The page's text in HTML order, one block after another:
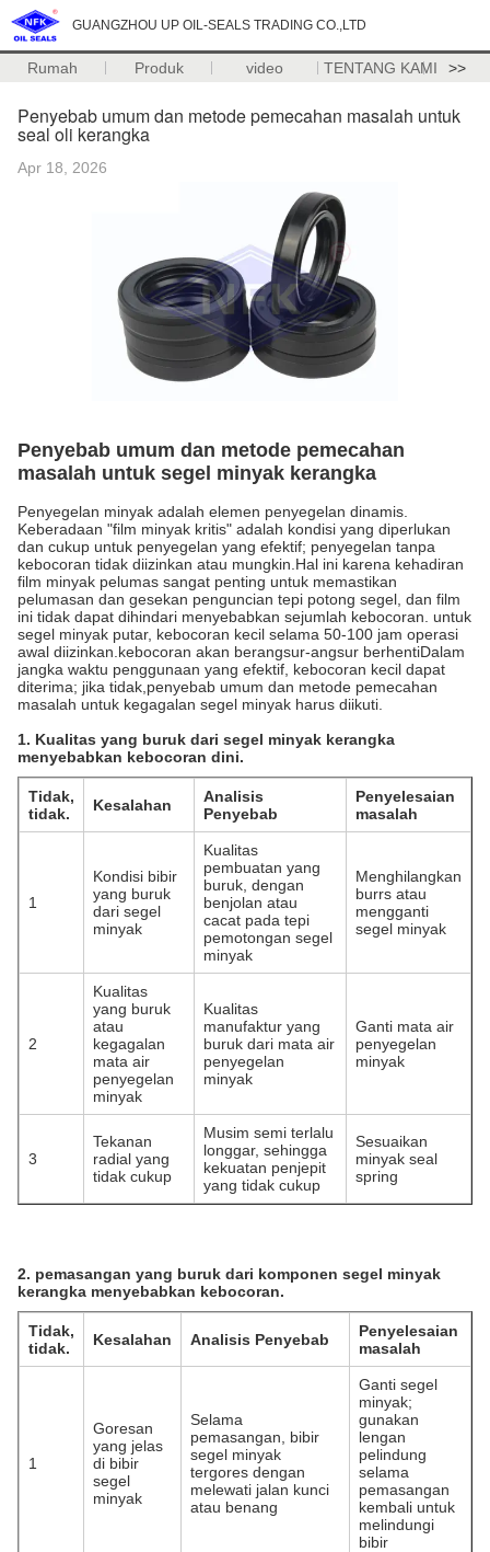
GUANGZHOU UP OIL-SEALS TRADING CO.,LTD
Rumah Produk video TENTANG KAMI >>
Penyebab umum dan metode pemecahan masalah untuk
seal oli kerangka
Apr 18, 2026
Penyebab umum dan metode pemecahan
masalah untuk segel minyak kerangka
Penyegelan minyak adalah elemen penyegelan dinamis.
Keberadaan "film minyak kritis" adalah kondisi yang diperlukan
dan cukup untuk penyegelan yang efektif; penyegelan tanpa
kebocoran tidak diizinkan atau mungkin.Hal ini karena kehadiran
film minyak pelumas sangat penting untuk memastikan
pelumasan dan gesekan penguncian tepi potong segel, dan film
ini tidak dapat dihindari menyebabkan sejumlah kebocoran. untuk
segel minyak putar, kebocoran kecil selama 50-100 jam operasi
awal diizinkan.kebocoran akan berangsur-angsur berhentiDalam
jangka waktu penggunaan yang efektif, kebocoran kecil dapat
diterima; jika tidak,penyebab umum dan metode pemecahan
masalah untuk kegagalan segel minyak harus diikuti.
1. Kualitas yang buruk dari segel minyak kerangka
menyebabkan kebocoran dini.
Tidak,
tidak.
Kesalahan
Analisis
Penyebab
Penyelesaian
masalah
1
Kondisi bibir
yang buruk
dari segel
minyak
Kualitas
pembuatan yang
buruk, dengan
benjolan atau
cacat pada tepi
pemotongan segel
minyak
Menghilangkan
burrs atau
mengganti
segel minyak
2
Kualitas
yang buruk
atau
kegagalan
mata air
penyegelan
minyak
Kualitas
manufaktur yang
buruk dari mata air
penyegelan
minyak
Ganti mata air
penyegelan
minyak
3
Tekanan
radial yang
tidak cukup
Musim semi terlalu
longgar, sehingga
kekuatan penjepit
yang tidak cukup
Sesuaikan
minyak seal
spring
2. pemasangan yang buruk dari komponen segel minyak
kerangka menyebabkan kebocoran.
Tidak,
tidak.
Kesalahan Analisis Penyebab
Penyelesaian
masalah
1
Goresan
yang jelas
di bibir
segel
minyak
Selama
pemasangan, bibir
segel minyak
tergores dengan
melewati jalan kunci
atau benang
Ganti segel
minyak;
gunakan
lengan
pelindung
selama
pemasangan
kembali untuk
melindungi
bibir